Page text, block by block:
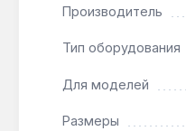
Нет — удлинитель
диаметров и
Рекомендуется
Производитель
Тип оборудования
Для моделей
Размеры